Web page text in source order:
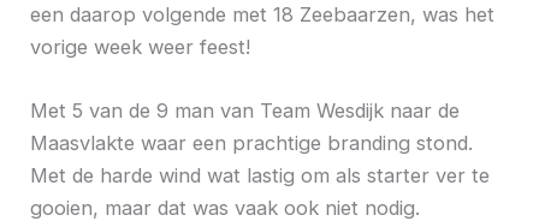
een daarop volgende met 18 Zeebaarzen, was het
vorige week weer feest!
Met 5 van de 9 man van Team Wesdijk naar de
Maasvlakte waar een prachtige branding stond.
Met de harde wind wat lastig om als starter ver te
gooien, maar dat was vaak ook niet nodig.